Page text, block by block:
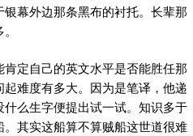
幕外边那条黑布的衬托。长辈那
定自己的英文水平是否能胜任那
难度有多大。因为是笔译，他递
么生字便提出试一试。知识多于
其实这船算不算贼船这世道很难